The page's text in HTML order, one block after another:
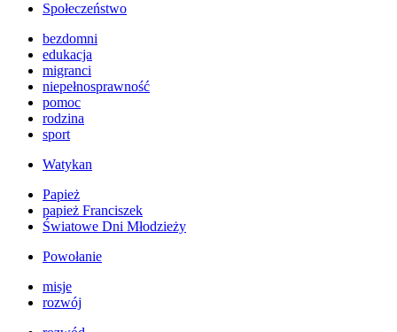
Społeczeństwo
bezdomni
edukacja
migranci
niepełnosprawność
pomoc
rodzina
sport
Watykan
Papież
papież Franciszek
Światowe Dni Młodzieży
Powołanie
misje
rozwój